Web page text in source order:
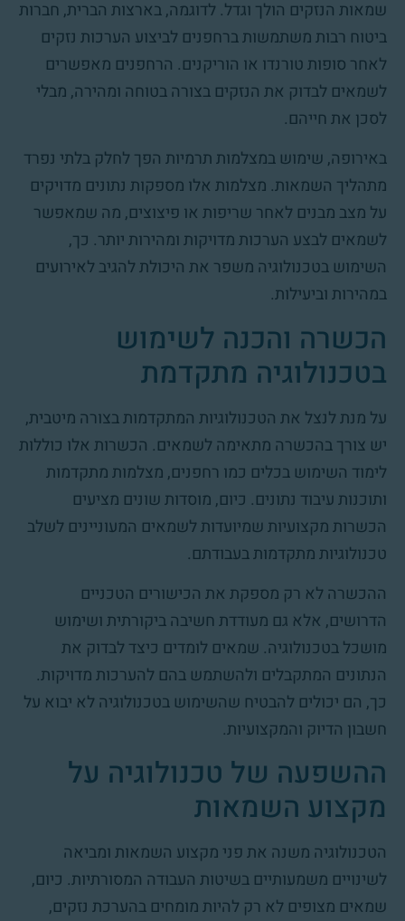
שמאות הנזקים הולך וגדל. לדוגמה, בארצות הברית, חברות
ביטוח רבות משתמשות ברחפנים לביצוע הערכות נזקים
לאחר סופות טורנדו או הוריקנים. הרחפנים מאפשרים
לשמאים לבדוק את הנזקים בצורה בטוחה ומהירה, מבלי
לסכן את חייהם.
באירופה, שימוש במצלמות תרמיות הפך לחלק בלתי נפרד
מתהליך השמאות. מצלמות אלו מספקות נתונים מדויקים
על מצב מבנים לאחר שריפות או פיצוצים, מה שמאפשר
לשמאים לבצע הערכות מדויקות ומהירות יותר. כך,
השימוש בטכנולוגיה משפר את היכולת להגיב לאירועים
במהירות וביעילות.
הכשרה והכנה לשימוש
בטכנולוגיה מתקדמת
על מנת לנצל את הטכנולוגיות המתקדמות בצורה מיטבית,
יש צורך בהכשרה מתאימה לשמאים. הכשרות אלו כוללות
לימוד השימוש בכלים כמו רחפנים, מצלמות מתקדמות
ותוכנות עיבוד נתונים. כיום, מוסדות שונים מציעים
הכשרות מקצועיות שמיועדות לשמאים המעוניינים לשלב
טכנולוגיות מתקדמות בעבודתם.
ההכשרה לא רק מספקת את הכישורים הטכניים
הדרושים, אלא גם מעודדת חשיבה ביקורתית ושימוש
מושכל בטכנולוגיה. שמאים לומדים כיצד לבדוק את
הנתונים המתקבלים ולהשתמש בהם להערכות מדויקות.
כך, הם יכולים להבטיח שהשימוש בטכנולוגיה לא יבוא על
חשבון הדיוק והמקצועיות.
ההשפעה של טכנולוגיה על
מקצוע השמאות
הטכנולוגיה משנה את פני מקצוע השמאות ומביאה
לשינויים משמעותיים בשיטות העבודה המסורתיות. כיום,
שמאים מצופים לא רק להיות מומחים בהערכת נזקים,